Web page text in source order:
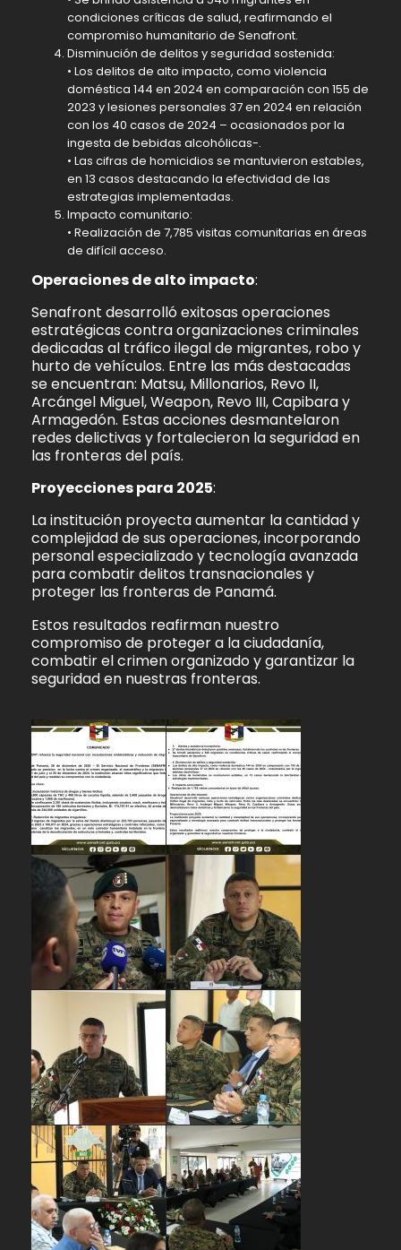
condiciones críticas de salud, reafirmando el
compromiso humanitario de Senafront.
Disminución de delitos y seguridad sostenida:
• Los delitos de alto impacto, como violencia
doméstica 144 en 2024 en comparación con 155 de
2023 y lesiones personales 37 en 2024 en relación
con los 40 casos de 2024 – ocasionados por la
ingesta de bebidas alcohólicas-.
• Las cifras de homicidios se mantuvieron estables,
en 13 casos destacando la efectividad de las
estrategias implementadas.
Impacto comunitario:
• Realización de 7,785 visitas comunitarias en áreas
de difícil acceso.
Operaciones de alto impacto:
Senafront desarrolló exitosas operaciones
estratégicas contra organizaciones criminales
dedicadas al tráfico ilegal de migrantes, robo y
hurto de vehículos. Entre las más destacadas
se encuentran: Matsu, Millonarios, Revo II,
Arcángel Miguel, Weapon, Revo III, Capibara y
Armagedón. Estas acciones desmantelaron
redes delictivas y fortalecieron la seguridad en
las fronteras del país.
Proyecciones para 2025:
La institución proyecta aumentar la cantidad y
complejidad de sus operaciones, incorporando
personal especializado y tecnología avanzada
para combatir delitos transnacionales y
proteger las fronteras de Panamá.
Estos resultados reafirman nuestro
compromiso de proteger a la ciudadanía,
combatir el crimen organizado y garantizar la
seguridad en nuestras fronteras.